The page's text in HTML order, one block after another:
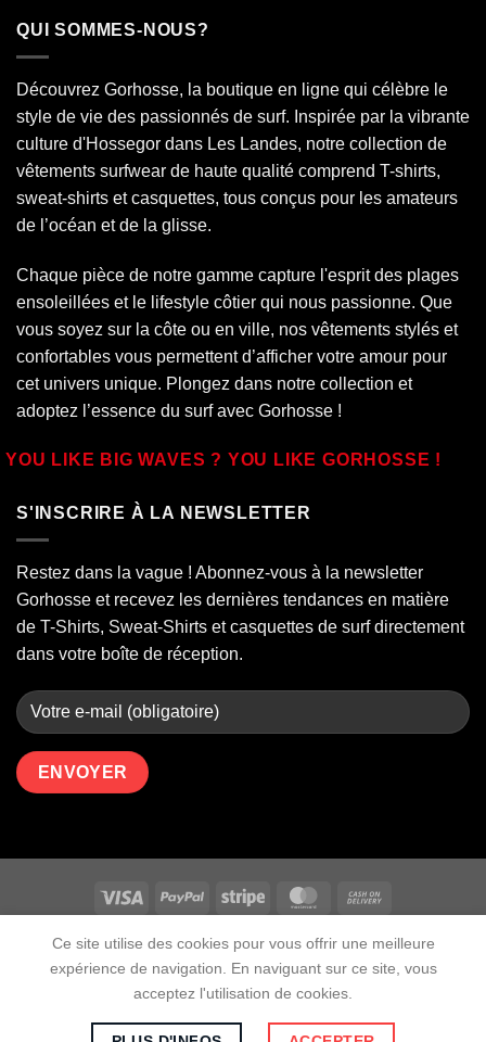
QUI SOMMES-NOUS?
Découvrez Gorhosse, la boutique en ligne qui célèbre le
style de vie des passionnés de surf. Inspirée par la vibrante
culture d'Hossegor dans Les Landes, notre collection de
vêtements surfwear de haute qualité comprend T-shirts,
sweat-shirts et casquettes, tous conçus pour les amateurs
de l’océan et de la glisse.
Chaque pièce de notre gamme capture l'esprit des plages
ensoleillées et le lifestyle côtier qui nous passionne. Que
vous soyez sur la côte ou en ville, nos vêtements stylés et
confortables vous permettent d’afficher votre amour pour
cet univers unique. Plongez dans notre collection et
adoptez l’essence du surf avec Gorhosse !
YOU LIKE BIG WAVES ? YOU LIKE GORHOSSE !
S'INSCRIRE À LA NEWSLETTER
Restez dans la vague ! Abonnez-vous à la newsletter
Gorhosse et recevez les dernières tendances en matière
de T-Shirts, Sweat-Shirts et casquettes de surf directement
dans votre boîte de réception.
CONTACT MON COMPTE
POLITIQUE DE CONFIDENTIALITÉ
MENTIONS LÉGALES
CGV
VOIR LA WEBCAM HOSSEGOR EN DIRECT
LES LANDES
Copyright 2026 ©GorhosseTous droits reservés | Marque de
l'Union Européenne (MUE) N° : 019017499 | RCS : Angers N°
Ce site utilise des cookies pour vous offrir une meilleure
expérience de navigation. En naviguant sur ce site, vous
acceptez l'utilisation de cookies.